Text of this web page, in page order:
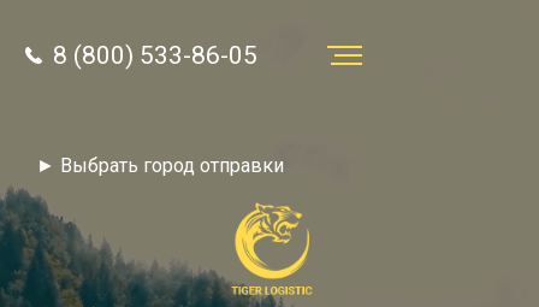
► Выбрать город отправки
8 (800) 533-86-05